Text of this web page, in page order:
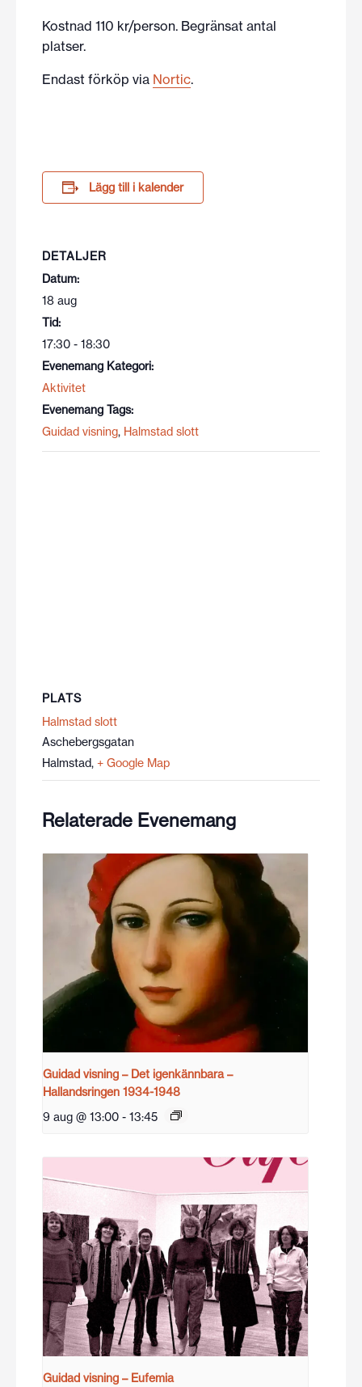
Kostnad 110 kr/person. Begränsat antal
platser.
Endast förköp via Nortic.
Lägg till i kalender
DETALJER
Datum:
18 aug
Tid:
17:30 - 18:30
Evenemang Kategori:
Aktivitet
Evenemang Tags:
Guidad visning, Halmstad slott
PLATS
Halmstad slott
Aschebergsgatan
Halmstad, + Google Map
Relaterade Evenemang
Guidad visning – Det igenkännbara –
Hallandsringen 1934-1948
9 aug @ 13:00 - 13:45
Guidad visning – Eufemia